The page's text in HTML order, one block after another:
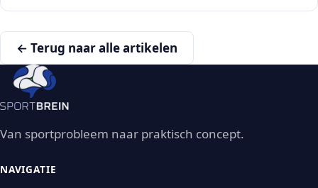
← Terug naar alle artikelen
Van sportprobleem naar praktisch concept.
NAVIGATIE